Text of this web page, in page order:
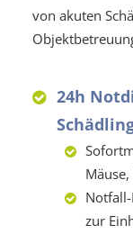
von akuten
24h
zur